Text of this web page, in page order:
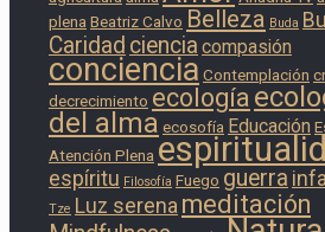
plena Beatriz Calvo Belleza Buda
Caridad ciencia compasión
conciencia Contemplación
decrecimiento ecología
del alma ecosofía Educación
Atención Plena
espíritu Filosofía Fuego guerra
Tze Luz serena meditación